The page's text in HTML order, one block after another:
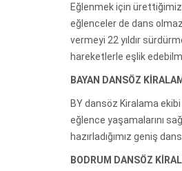
Eğlenmek için
eğlenceler de dans
vermeyi 22 yıldır
hareketlerle eşlik
BAYAN DANSÖZ
BY dansöz Kiralama
eğlence yaşamalarını
hazırladığımız geniş
BODRUM DANSÖZ